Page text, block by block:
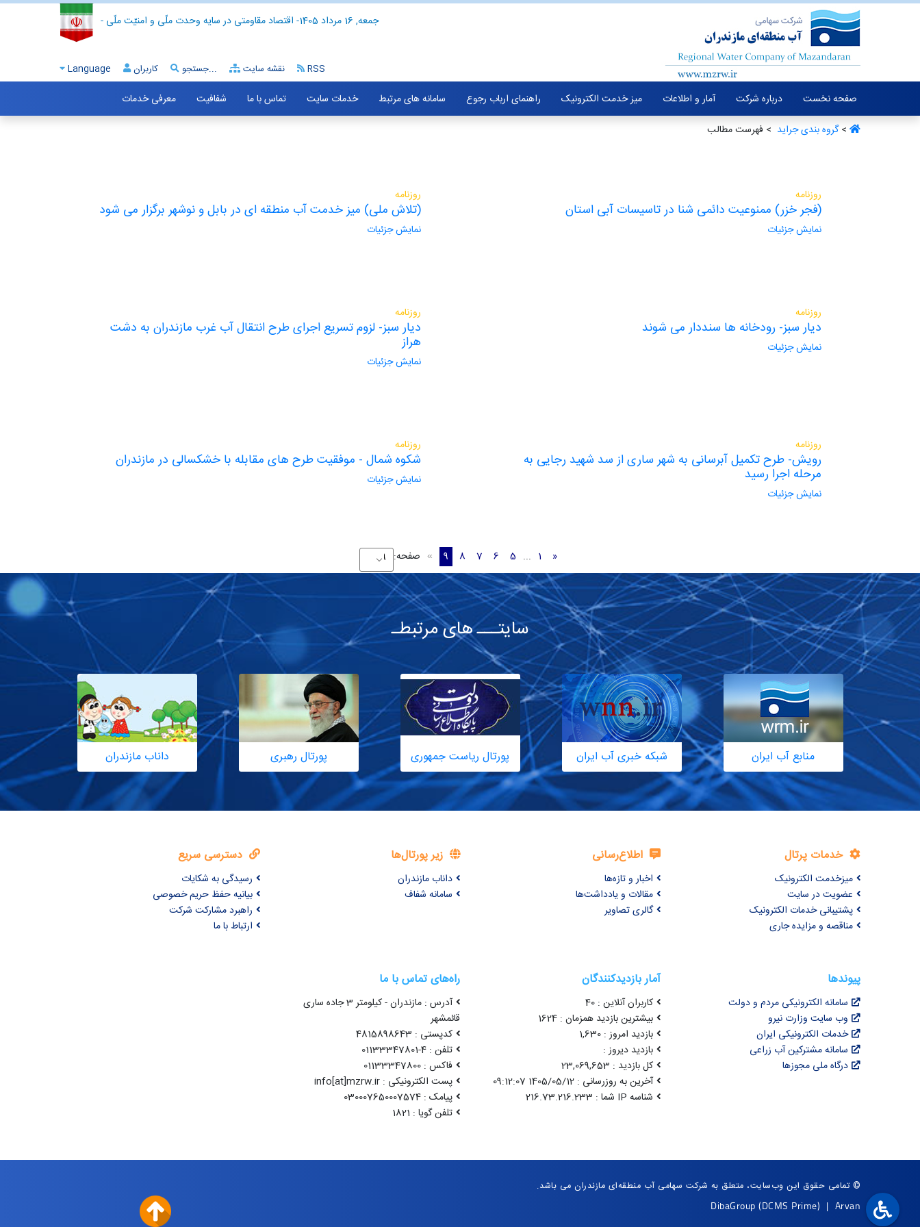
- اقتصاد مقاومتی در سایه وحدت ملّی و امنیّت ملّی - جمعه, 16 مرداد 1405
Language کاربران جستجو... نقشه سایت RSS
صفحه نخست درباره شرکت آمار و اطلاعات میز خدمت الکترونیک راهنمای ارباب رجوع سامانه های مرتبط خدمات سایت تماس با ما شفافیت
معرفی خدمات
>گروه بندی جراید ‏ > فهرست مطالب
روزنامه
(فجر خزر) ممنوعیت دائمی شنا در تاسیسات آبی استان
نمایش جزئیات
روزنامه
(تلاش ملی) میز خدمت آب منطقه ای در بابل و نوشهر برگزار می شود
نمایش جزئیات
روزنامه
دیار سبز- رودخانه ها سنددار می شوند
نمایش جزئیات
روزنامه
دیار سبز- لزوم تسریع اجرای طرح انتقال آب غرب مازندران به دشت
هراز
نمایش جزئیات
روزنامه
رویش- طرح تکمیل آبرسانی به شهر ساری از سد شهید رجایی به
مرحله اجرا رسید
نمایش جزئیات
روزنامه
شکوه شمال - موفقیت طرح های مقابله با خشکسالی در مازندران
نمایش جزئیات
«
1
...
5
6
7
8
9
» صفحه:
سایتـــ های مرتبطـ
منابع آب ایران شبکه خبری آب ایران پورتال ریاست جمهوری پورتال رهبری داناب مازندران
خدمات پرتال
میزخدمت الکترونیک
عضویت در سایت
پشتیبانی خدمات الکترونیک
مناقصه و مزایده جاری
اطلاع‌رسانی
اخبار و تازه‌ها
مقالات و یادداشت‌ها
گالری تصاویر
زیر پورتال‌ها
داناب مازندران
سامانه شفاف
دسترسی سریع
رسیدگی به شکایات
بیانیه حفظ حریم خصوصی
راهبرد مشارکت شرکت
ارتباط با ما
پیوندها
سامانه الکترونیکی مردم و دولت
وب سایت وزارت نیرو
خدمات الکترونیکی ایران
سامانه مشترکین آب زراعی
درگاه ملی مجوزها
آمار بازدیدکنندگان
کاربران آنلاین : 40
بیشترین بازدید همزمان : 1624
بازدید امروز : 1,630
بازدید دیروز :
کل بازدید : 23,069,653
آخرین به روزرسانی : 1405/05/12 09:12:07
شناسه IP شما : 216.73.216.233
راه‌های تماس با ما
آدرس : مازندران - کیلومتر 3 جاده ساری
قائمشهر
کدپستی : 4815898643
تلفن : 4-01133347801
فاکس : 01133347800
پست الکترونیکی : info[at]mzrw.ir
پیامک : 030007650007574
تلفن گویا : 1821
© تمامی حقوق این وب‌سایت، متعلق به شرکت سهامی آب منطقه‌ای مازندران می باشد.
DibaGroup (DCMS Prime) | Arvan